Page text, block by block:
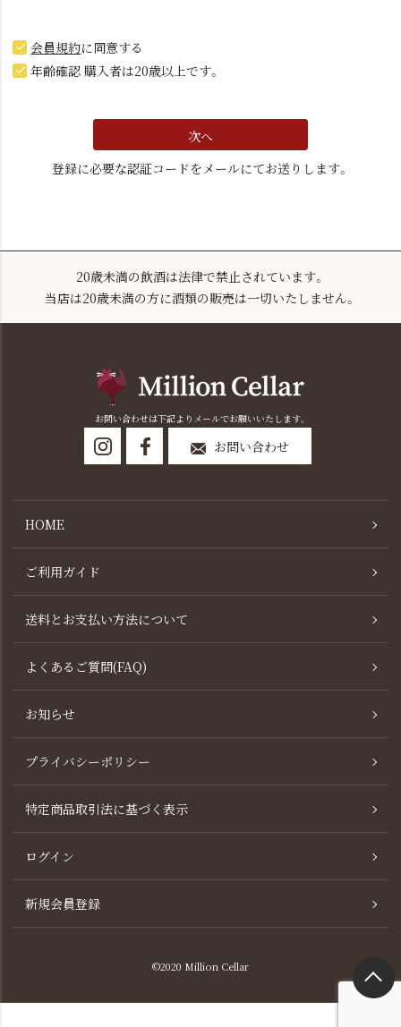
会員規約に同意する
年齢確認 購入者は20歳以上です。
次へ
登録に必要な認証コードをメールにてお送りします。
20歳未満の飲酒は法律で禁止されています。
当店は20歳未満の方に酒類の販売は一切いたしません。
お問い合わせは下記よりメールでお願いいたします。
お問い合わせ
HOME
ご利用ガイド
送料とお支払い方法について
よくあるご質問(FAQ)
お知らせ
プライバシーポリシー
特定商品取引法に基づく表示
ログイン
新規会員登録
©2020 Million Cellar